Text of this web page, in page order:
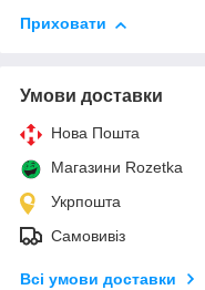
Приховати
Умови доставки
Нова Пошта
Магазини Rozetka
Укрпошта
Самовивіз
Всі умови доставки